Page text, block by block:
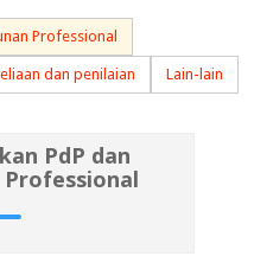
Professional
dan penilaian Lain-lain
PdP dan
Professional